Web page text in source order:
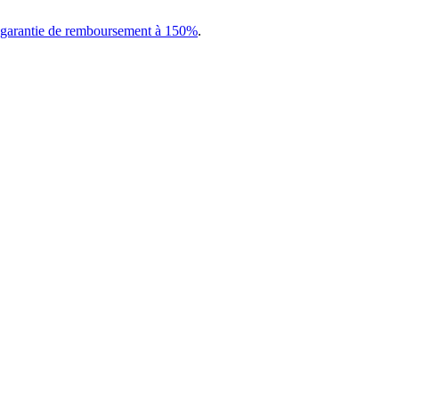
garantie de remboursement à 150%.